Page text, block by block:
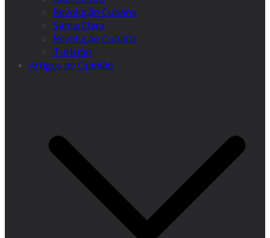
Revolução Cubana
Santa Clara
Revolução Cubana
Turismo
Artigos de Opinião